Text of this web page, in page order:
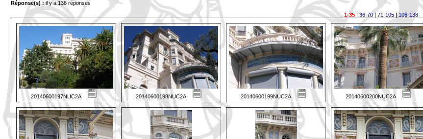
Réponse(s) :il y a 138 réponses
1-35| 36-70| 71-105|106-138
20140600197NUC2A 20140600198NUC2A 20140600199NUC2A 20140600200NUC2A